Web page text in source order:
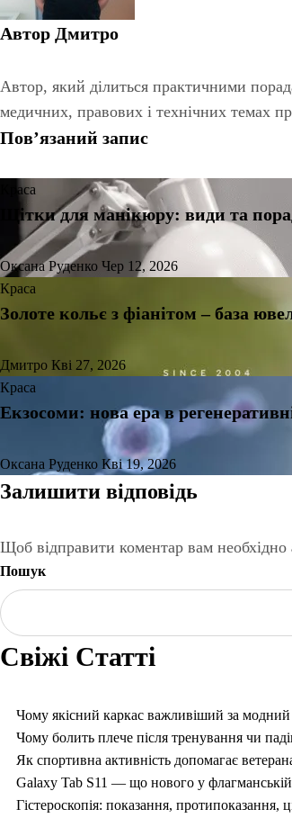
Автор Дмитро
Автор, який ділиться практичними
медичних, правових і технічних темах
Пов’язаний запис
Краса
Щітки для манікюру: види та
Оксана Руденко Чер 12, 2026
Краса
Золоте кольє з фіанітом – база
Дмитро Кві 27, 2026
Краса
Екзосоми: нова ера в
Оксана Руденко Кві 19, 2026
Залишити відповідь
Щоб відправити коментар вам необхідно
Пошук
Свіжі Статті
Чому якісний каркас важливіший за модний
Чому болить плече після тренування чи
Як спортивна активність допомагає
Galaxy Tab S11 — що нового у флагманській
Гістероскопія: показання, протипоказання,